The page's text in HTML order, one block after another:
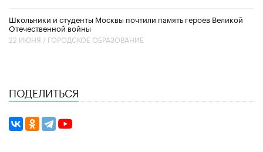
Школьники и студенты Москвы почтили память героев Великой
Отечественной войны
22 ИЮНЯ / ГОРОДСКОЕ ОБРАЗОВАНИЕ
ПОДЕЛИТЬСЯ